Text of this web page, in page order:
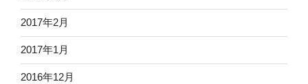
2017年2月
2017年1月
2016年12月